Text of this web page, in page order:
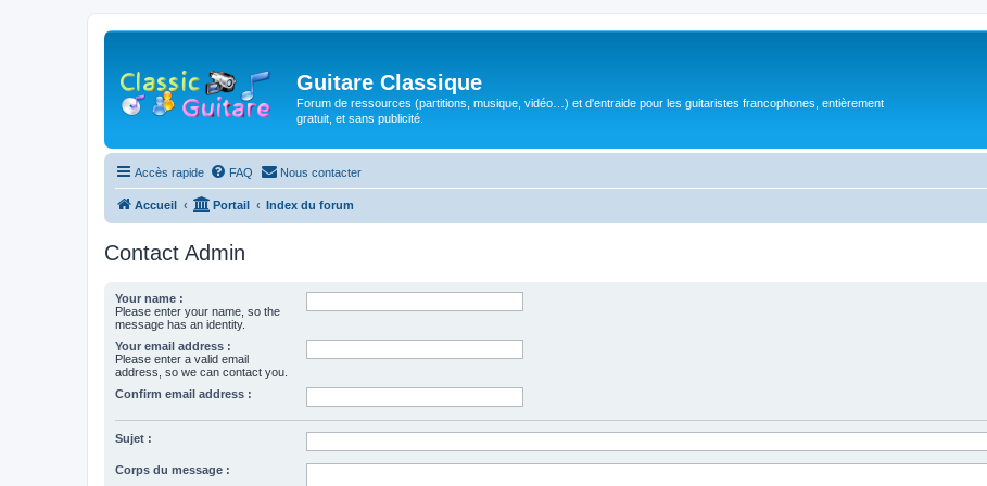
Guitare Classique
Forum de ressources (partitions, musique, vidéo…) et d'entraide pour les guitaristes francophones, entièrement
gratuit, et sans publicité.
Accès rapide FAQ Nous contacter
Accueil Portail Index du forum
Contact Admin
Your name :
Please enter your name, so the
message has an identity.
Your email address :
Please enter a valid email
address, so we can contact you.
Confirm email address :
Sujet :
Corps du message :